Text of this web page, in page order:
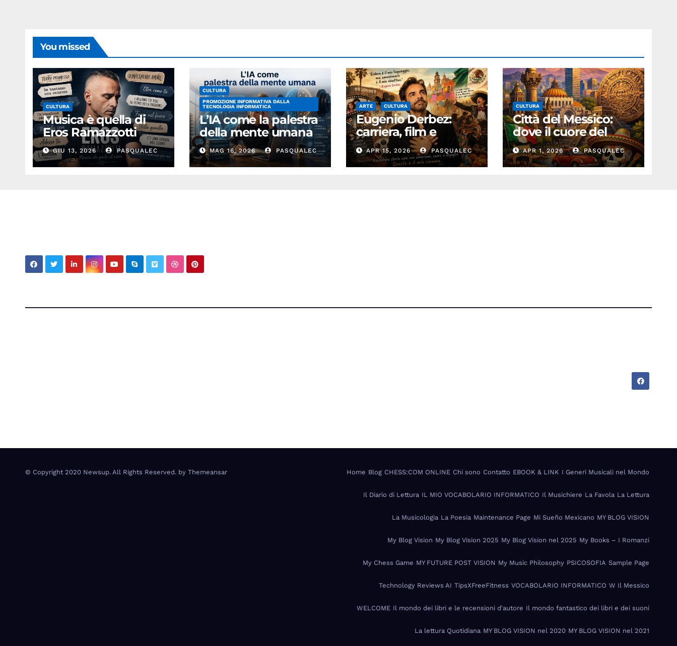
You missed
CULTURA
Musica è quella di
Eros Ramazzotti
GIU 13, 2026 PASQUALEC
CULTURA
PROMOZIONE INFORMATIVA DALLA
TECNOLOGIA INFORMATICA
L’IA come la palestra
della mente umana
MAG 16, 2026 PASQUALEC
ARTE CULTURA
Eugenio Derbez:
carriera, film e
successo
internazionale
dell’attore
APR 15, 2026 PASQUALEC
CULTURA
Città del Messico:
dove il cuore del
passato batte nel
presente
APR 1, 2026 PASQUALEC
© Copyright 2020 Newsup. All Rights Reserved. by Themeansar Home Blog CHESS:COM ONLINE Chi sono Contatto EBOOK & LINK I Generi Musicali nel Mondo
Il Diario di Lettura IL MIO VOCABOLARIO INFORMATICO Il Musichiere La Favola La Lettura
La Musicologia La Poesia Maintenance Page Mi Sueño Mexicano MY BLOG VISION
My Blog Vision My Blog Vision 2025 My Blog Vision nel 2025 My Books – I Romanzi
My Chess Game MY FUTURE POST VISION My Music Philosophy PSICOSOFIA Sample Page
Technology Reviews AI TipsXFreeFitness VOCABOLARIO INFORMATICO W Il Messico
WELCOME Il mondo dei libri e le recensioni d'autore Il mondo fantastico dei libri e dei suoni
La lettura Quotidiana MY BLOG VISION nel 2020 MY BLOG VISION nel 2021